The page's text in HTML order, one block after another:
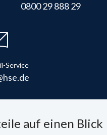
0800 29 888 29
Service
auf einen Blick